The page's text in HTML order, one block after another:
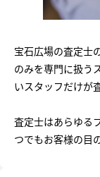
宝石広場の査定士
のみを専門に扱う
いスタッフだけが
査定士はあらゆる
つでもお客様の目